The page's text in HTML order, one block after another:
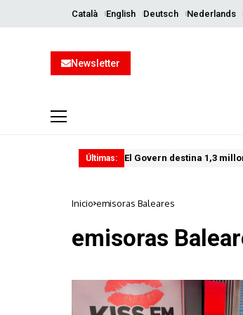
Català English Deutsch Nederlands
Newsletter
Últimas: El Govern destina 1,3
Inicio emisoras Baleares
emisoras